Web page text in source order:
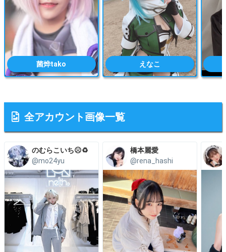
菌烨tako えなこ
全アカウント画像一覧
のむらこいち☹️♻️
@mo24yu
橋本麗愛
@rena_hashi